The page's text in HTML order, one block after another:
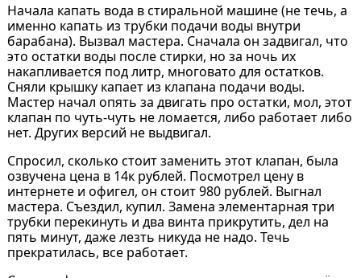
Начала капать вода в стиральной машине (не течь, а
именно капать из трубки подачи воды внутри
барабана). Вызвал мастера. Сначала он задвигал, что
это остатки воды после стирки, но за ночь их
накапливается под литр, многовато для остатков.
Сняли крышку капает из клапана подачи воды.
Мастер начал опять за двигать про остатки, мол, этот
клапан по чуть-чуть не ломается, либо работает либо
нет. Других версий не выдвигал.
Спросил, сколько стоит заменить этот клапан, была
озвучена цена в 14к рублей. Посмотрел цену в
интернете и офигел, он стоит 980 рублей. Выгнал
мастера. Съездил, купил. Замена элементарная три
трубки перекинуть и два винта прикрутить, дел на
пять минут, даже лезть никуда не надо. Течь
прекратилась, все работает.